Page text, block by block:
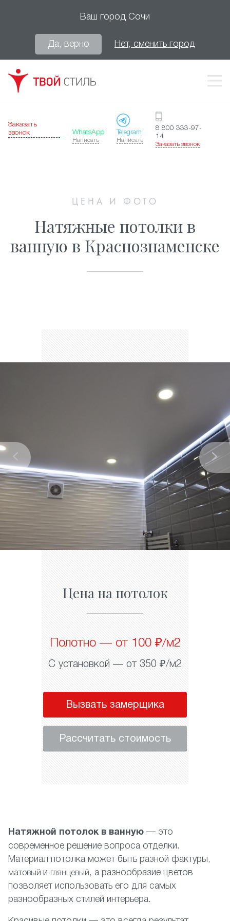
Ваш город Сочи
Да, верно Нет, сменить город
Заказать
звонок
WhatsApp
Написать
Telegram
Написать
8 800 333-97-
14
Заказать звонок
ЦЕНА И ФОТО
Натяжные потолки в
ванную в Краснознаменске
Цена на потолок
Полотно — от 100 ₽/м2
С установкой — от 350 ₽/м2
Вызвать замерщика
Рассчитать стоимость
Натяжной потолок в ванную — это
современное решение вопроса отделки.
Материал потолка может быть разной фактуры,
матовый и глянцевый , а разнообразие цветов
позволяет использовать его для самых
разнообразных стилей интерьера.